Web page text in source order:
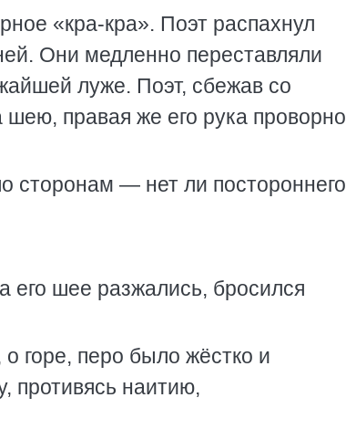
«кра-кра». Поэт распахнул
Они медленно переставляли
луже. Поэт, сбежав со
шею, правая же его рука проворно
сторонам — нет ли постороннего
его шее разжались, бросился
горе, перо было жёстко и
противясь наитию,